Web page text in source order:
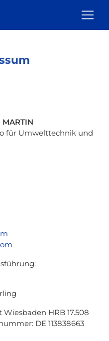
für Umwelttechnik und
HRB 17.508
DE 113838663